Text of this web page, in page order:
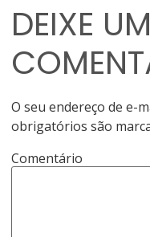
DEIXE UM
O seu endereço de e-
obrigatórios são
Comentário